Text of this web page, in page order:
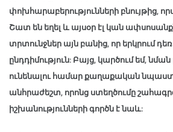
փոխհարաբերությունների բնույթից,
Շատ են եղել և այսօր էլ կան
տրտունջներ այն բանից, որ երկրում
ընդդիմություն: Բայց, կարծում եմ, նման
ունենալու համար քաղաքական
անհրաժեշտ, որոնց ստեղծումը
իշխանությունների գործն է նաև: